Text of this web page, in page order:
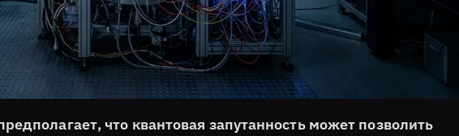
что квантовая запутанность может позволить